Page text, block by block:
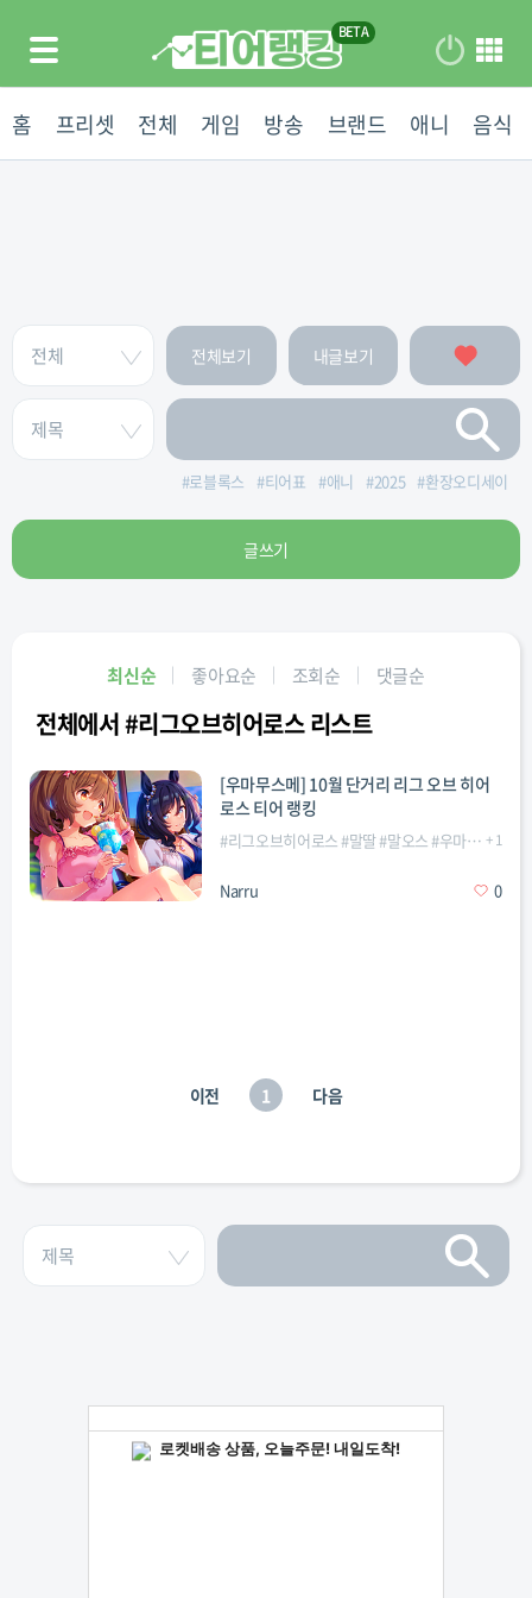
홈 프리셋 전체 게임 방송 브랜드 애니 음식
전체보기 내글보기
#로블록스 #티어표 #애니 #2025 #환장오디세이
글쓰기
최신순 좋아요순 조회순 댓글순
전체에서 #리그오브히어로스 리스트
[우마무스메] 10월 단거리 리그 오브 히어
로스 티어 랭킹
#리그오브히어로스#말딸#말오스#우마무스메 +1
Narru 0
이전 1 다음